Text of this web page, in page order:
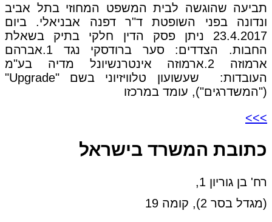
תביעה שהוגשה לבית המשפט המחוזי בתל אביב
ונדונה בפני השופטת ד"ר דפנה אבניאלי. ביום
23.4.2017 ניתן פסק הדין חלקי בתיק בשאלת
החבות. הצדדים: סער ברודסקי נגד 1.אברהם
ארמוזה 2.ארמוזה אינטרנשיונל מדיה בע"מ
העובדות: שעשועון טלוויזיוני בשם "Upgrade"
("המשדרגים"), עומד במרכזו
>>>
כתובת המשרד בישראל
רח' בן גוריון 1,
(מגדל בסר 2), קומה 19